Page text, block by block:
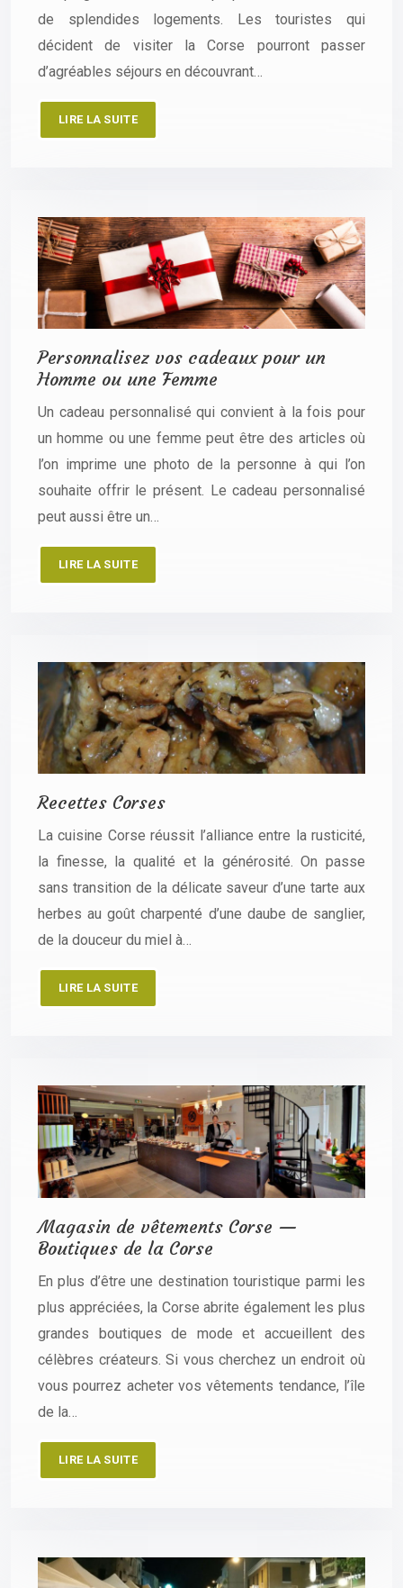
de splendides logements. Les touristes qui
décident de visiter la Corse pourront passer
d’agréables séjours en découvrant…
LIRE LA SUITE
Personnalisez vos cadeaux pour un
Homme ou une Femme
Un cadeau personnalisé qui convient à la fois pour
un homme ou une femme peut être des articles où
l’on imprime une photo de la personne à qui l’on
souhaite offrir le présent. Le cadeau personnalisé
peut aussi être un…
LIRE LA SUITE
Recettes Corses
La cuisine Corse réussit l’alliance entre la rusticité,
la finesse, la qualité et la générosité. On passe
sans transition de la délicate saveur d’une tarte aux
herbes au goût charpenté d’une daube de sanglier,
de la douceur du miel à…
LIRE LA SUITE
Magasin de vêtements Corse —
Boutiques de la Corse
En plus d’être une destination touristique parmi les
plus appréciées, la Corse abrite également les plus
grandes boutiques de mode et accueillent des
célèbres créateurs. Si vous cherchez un endroit où
vous pourrez acheter vos vêtements tendance, l’île
de la…
LIRE LA SUITE